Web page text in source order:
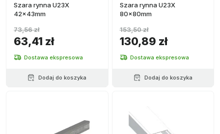
Szara rynna U23X
42x43mm
63,41 zł
73,56 zł
Dostawa ekspresowa
Dodaj do koszyka
Szara rynna U23X
80x80mm
130,89 zł
153,50 zł
Dostawa ekspresowa
Dodaj do koszyka